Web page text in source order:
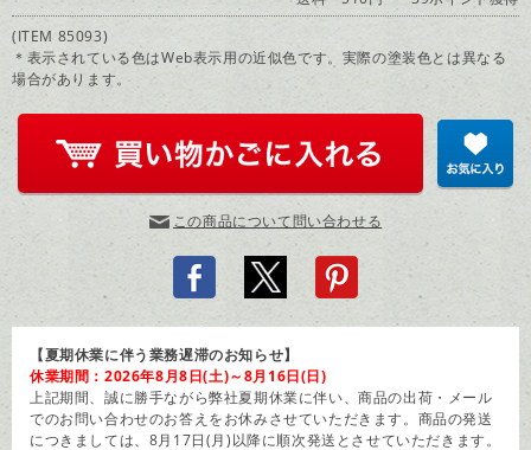
(ITEM 85093)
＊表示されている色はWeb表示用の近似色です。実際の塗装色とは異なる
場合があります。
この商品について問い合わせる
【夏期休業に伴う業務遅滞のお知らせ】
休業期間：2026年8月8日(土)～8月16日(日)
上記期間、誠に勝手ながら弊社夏期休業に伴い、商品の出荷・メール
でのお問い合わせのお答えをお休みさせていただきます。商品の発送
につきましては、8月17日(月)以降に順次発送とさせていただきます。